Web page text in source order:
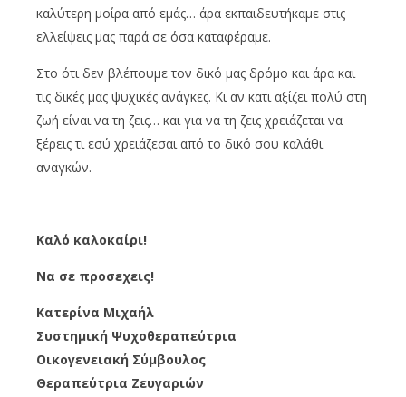
καλύτερη μοίρα από εμάς… άρα εκπαιδευτήκαμε στις
ελλείψεις μας παρά σε όσα καταφέραμε.
Στο ότι δεν βλέπουμε τον δικό μας δρόμο και άρα και
τις δικές μας ψυχικές ανάγκες. Κι αν κατι αξίζει πολύ στη
ζωή είναι να τη ζεις… και για να τη ζεις χρειάζεται να
ξέρεις τι εσύ χρειάζεσαι από το δικό σου καλάθι
αναγκών.
Καλό καλοκαίρι!
Να σε προσεχεις!
Κατερίνα Μιχαήλ
Συστημική Ψυχοθεραπεύτρια
Οικογενειακή Σύμβουλος
Θεραπεύτρια Ζευγαριών